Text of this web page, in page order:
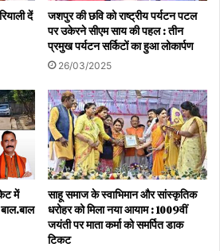
दें
जशपुर की छवि को राष्ट्रीय पर्यटन पटल
पर उकेरने सीएम साय की पहल : तीन
प्रमुख पर्यटन सर्किटों का हुआ लोकार्पण
26/03/2025
में
साहू समाज के स्वाभिमान और सांस्कृतिक
धरोहर को मिला नया आयाम : 1009वीं
जयंती पर माता कर्मा को समर्पित डाक
टिकट